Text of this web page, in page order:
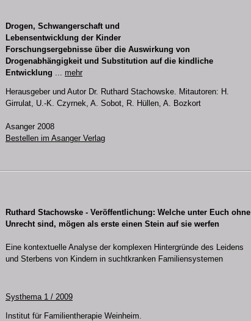
Drogen, Schwangerschaft und
Lebensentwicklung der Kinder
Forschungsergebnisse über die Auswirkung von
Drogenabhängigkeit und Substitution auf die kindliche
Entwicklung
mehr
Herausgeber und Autor Dr. Ruthard Stachowske. Mitautoren: H.
Girrulat, U.-K. Czyrnek, A. Sobot, R. Hüllen, A. Bozkort
Asanger 2008
Bestellen im Asanger Verlag
Ruthard Stachowske - Veröffentlichung: Welche unter Euch ohne
Unrecht sind, mögen als erste einen Stein auf sie werfen
Eine kontextuelle Analyse der komplexen Hintergründe des Leidens
und Sterbens von Kindern in suchtkranken Familiensystemen
Systhema 1 / 2009
Institut für Familientherapie Weinheim.